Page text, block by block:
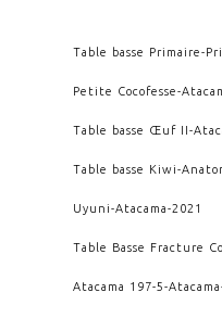
Table basse Primaire-
Petite Cocofesse-
Table basse Œuf II-
Table basse Kiwi-
Uyuni-Atacama-2021
Table Basse Fracture
Atacama 197-5-Atacama